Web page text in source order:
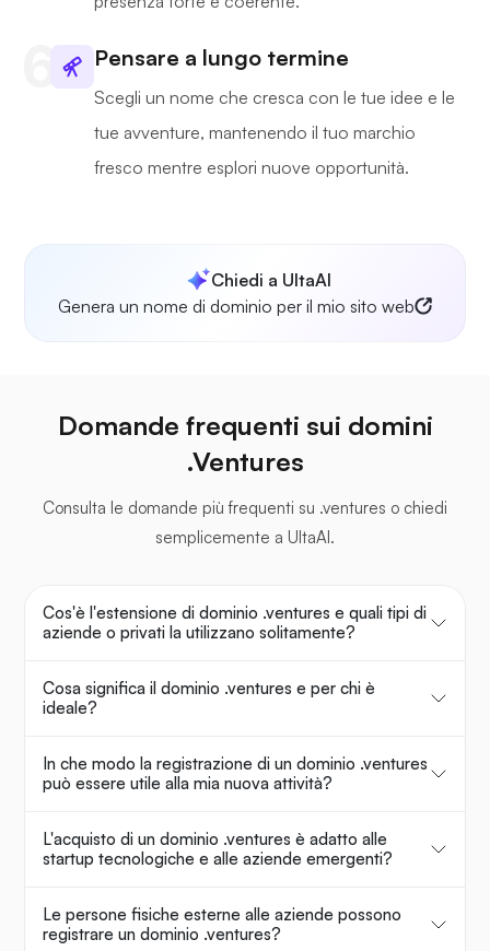
Pensare a lungo termine
Scegli un nome che cresca con le tue idee e le
tue avventure, mantenendo il tuo marchio
fresco mentre esplori nuove opportunità.
Chiedi a UltaAI
Genera un nome di dominio per il mio sito web
Domande frequenti sui domini
.Ventures
Consulta le domande più frequenti su .ventures o chiedi
semplicemente a UltaAI.
Cos'è l'estensione di dominio .ventures e quali tipi di
aziende o privati la utilizzano solitamente?
Cosa significa il dominio .ventures e per chi è
ideale?
In che modo la registrazione di un dominio .ventures
può essere utile alla mia nuova attività?
L'acquisto di un dominio .ventures è adatto alle
startup tecnologiche e alle aziende emergenti?
Le persone fisiche esterne alle aziende possono
registrare un dominio .ventures?